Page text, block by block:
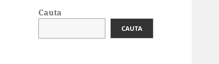
Cauta
CAUTA